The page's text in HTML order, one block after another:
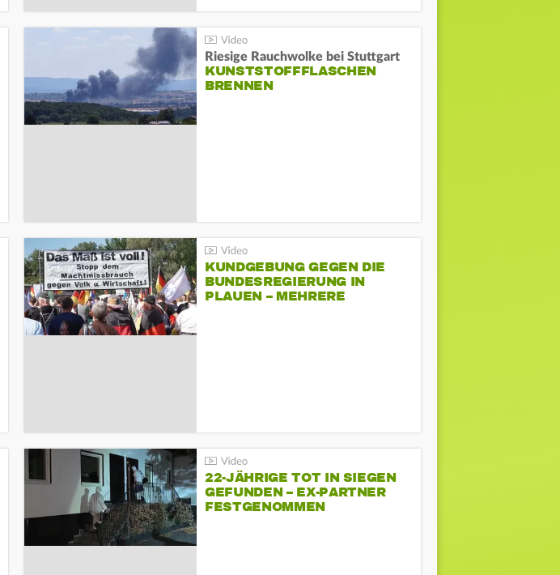
Riesige Rauchwolke bei Stuttgart
KUNSTSTOFFFLASCHEN
BRENNEN
KUNDGEBUNG GEGEN DIE
BUNDESREGIERUNG IN
PLAUEN – MEHRERE
22-JÄHRIGE TOT IN SIEGEN
GEFUNDEN – EX-PARTNER
FESTGENOMMEN